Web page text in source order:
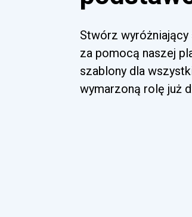
Stwórz
za pomocą naszej
szablony dla
wymarzoną rolę już